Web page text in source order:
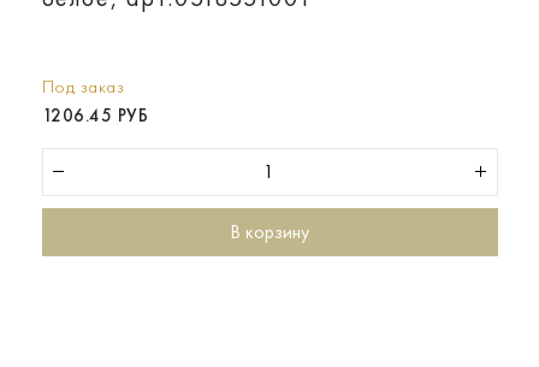
Под заказ
1206.45 РУБ
В корзину